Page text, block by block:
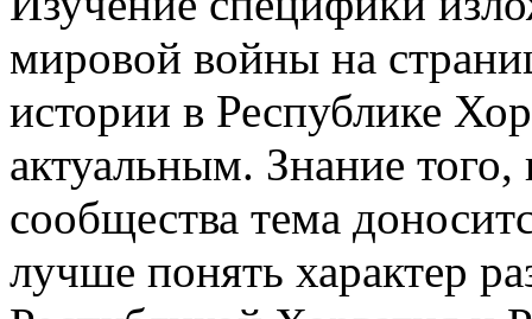
мировой войны на
истории в Республике
актуальным. Знание
сообщества тема
лучше понять характер